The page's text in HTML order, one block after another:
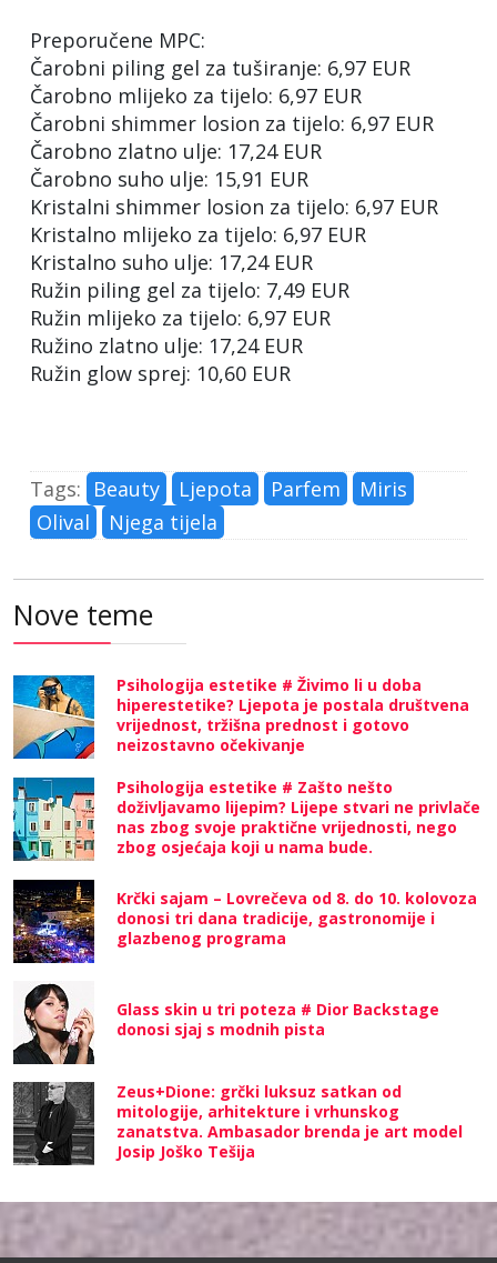
Preporučene MPC:
Čarobni piling gel za tuširanje: 6,97 EUR
Čarobno mlijeko za tijelo: 6,97 EUR
Čarobni shimmer losion za tijelo: 6,97 EUR
Čarobno zlatno ulje: 17,24 EUR
Čarobno suho ulje: 15,91 EUR
Kristalni shimmer losion za tijelo: 6,97 EUR
Kristalno mlijeko za tijelo: 6,97 EUR
Kristalno suho ulje: 17,24 EUR
Ružin piling gel za tijelo: 7,49 EUR
Ružin mlijeko za tijelo: 6,97 EUR
Ružino zlatno ulje: 17,24 EUR
Ružin glow sprej: 10,60 EUR
Tags: Beauty Ljepota Parfem
Miris
Olival
Njega tijela
Nove teme
Psihologija estetike # Živimo li u doba
hiperestetike? Ljepota je postala društvena
vrijednost, tržišna prednost i gotovo
neizostavno očekivanje
Psihologija estetike # Zašto nešto
doživljavamo lijepim? Lijepe stvari ne privlače
nas zbog svoje praktične vrijednosti, nego
zbog osjećaja koji u nama bude.
Krčki sajam – Lovrečeva od 8. do 10. kolovoza
donosi tri dana tradicije, gastronomije i
glazbenog programa
Glass skin u tri poteza # Dior Backstage
donosi sjaj s modnih pista
Zeus+Dione: grčki luksuz satkan od
mitologije, arhitekture i vrhunskog
zanatstva. Ambasador brenda je art model
Josip Joško Tešija